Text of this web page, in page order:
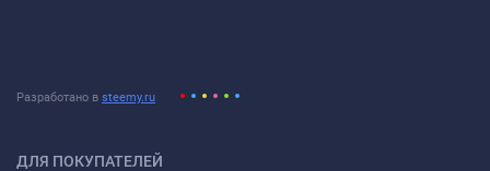
Разработано в steemy.ru
ДЛЯ ПОКУПАТЕЛЕЙ